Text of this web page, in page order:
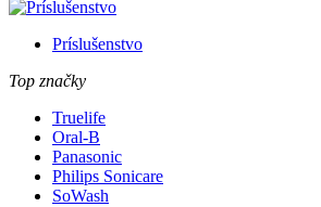
Príslušenstvo
Top značky
Truelife
Oral-B
Panasonic
Philips Sonicare
SoWash